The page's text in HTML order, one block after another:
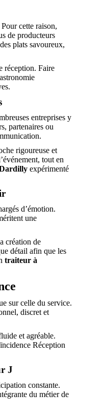
cette raison,
de producteurs
plats savoureux,
réception. Faire
entreprises y
partenaires ou
rigoureuse et
tout en
expérimenté
d’émotion.
une
création de
détail afin que les
traiteur à
sur celle du service.
discret et
et agréable.
Réception
J
constante.
du métier de